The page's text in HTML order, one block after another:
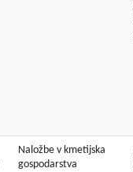
Naložbe v kmetijska
gospodarstva